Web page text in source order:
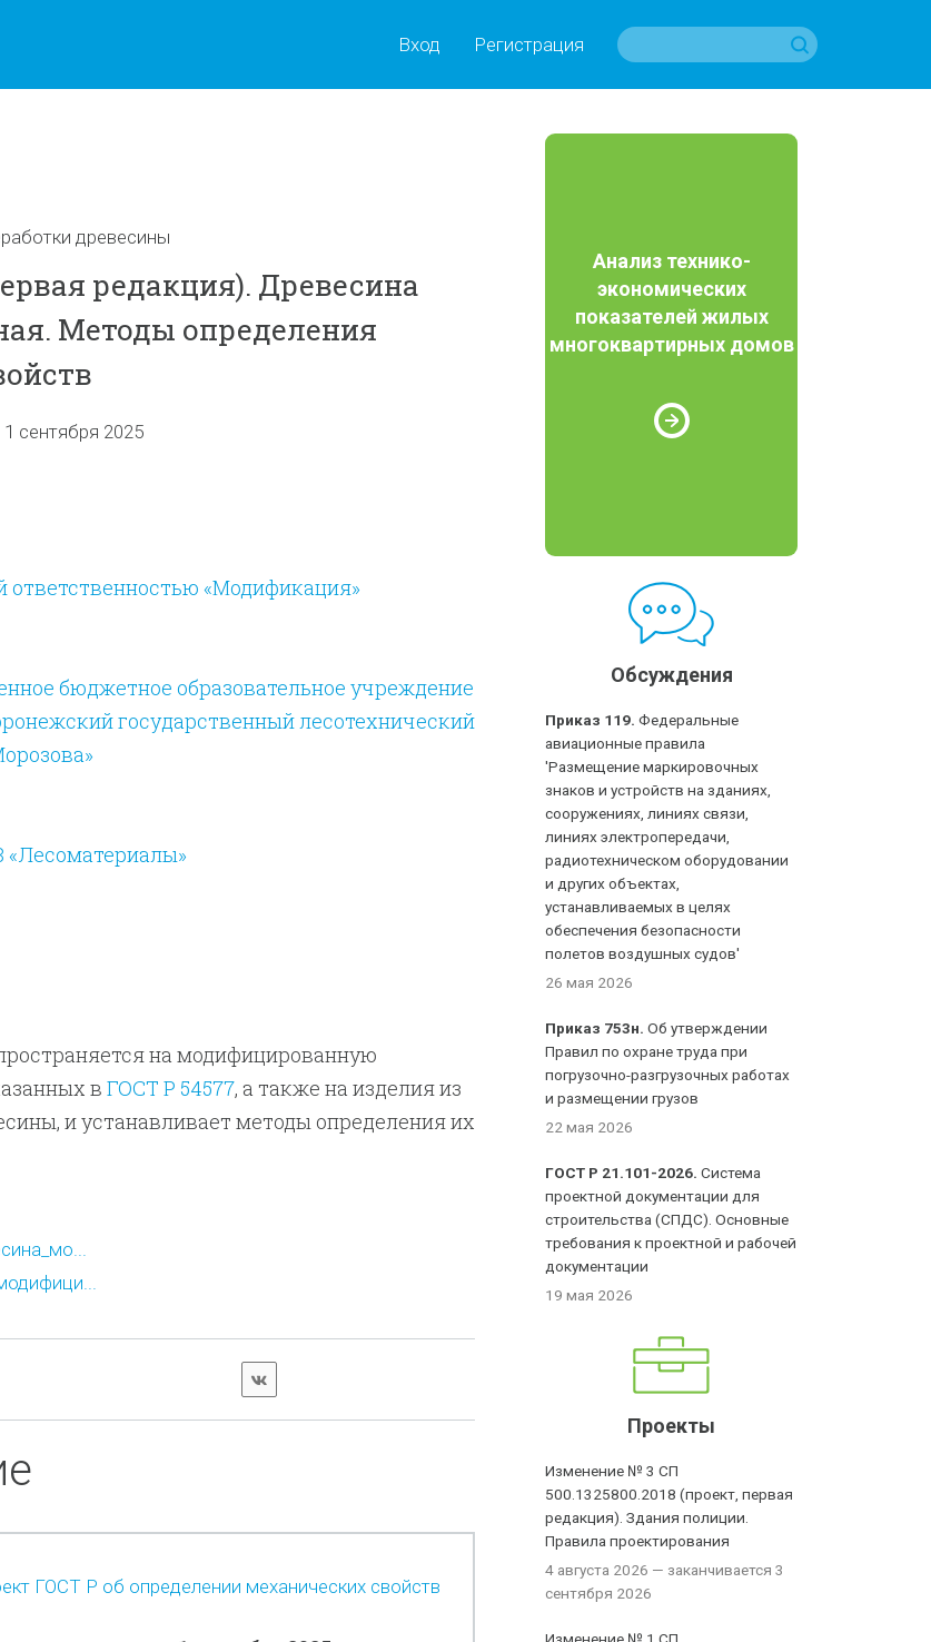
Вход Регистрация
древесины
редакция). Древесина
Методы определения
сентября 2025
ответственностью «Модификация»
бюджетное образовательное учреждение
государственный лесотехнический
«Лесоматериалы»
на модифицированную
в ГОСТ Р 54577, а также на изделия из
и устанавливает методы определения их
ГОСТ Р об определении механических свойств
Анализ технико-
экономических
показателей жилых
многоквартирных домов
Обсуждения
Приказ 119. Федеральные
авиационные правила
'Размещение маркировочных
знаков и устройств на зданиях,
сооружениях, линиях связи,
линиях электропередачи,
радиотехническом оборудовании
и других объектах,
устанавливаемых в целях
обеспечения безопасности
полетов воздушных судов'
26 мая 2026
Приказ 753н. Об утверждении
Правил по охране труда при
погрузочно-разгрузочных работах
и размещении грузов
22 мая 2026
ГОСТ Р 21.101-2026. Система
проектной документации для
строительства (СПДС). Основные
требования к проектной и рабочей
документации
19 мая 2026
Проекты
Изменение № 3 СП
500.1325800.2018 (проект, первая
редакция). Здания полиции.
Правила проектирования
4 августа 2026 — заканчивается 3
сентября 2026